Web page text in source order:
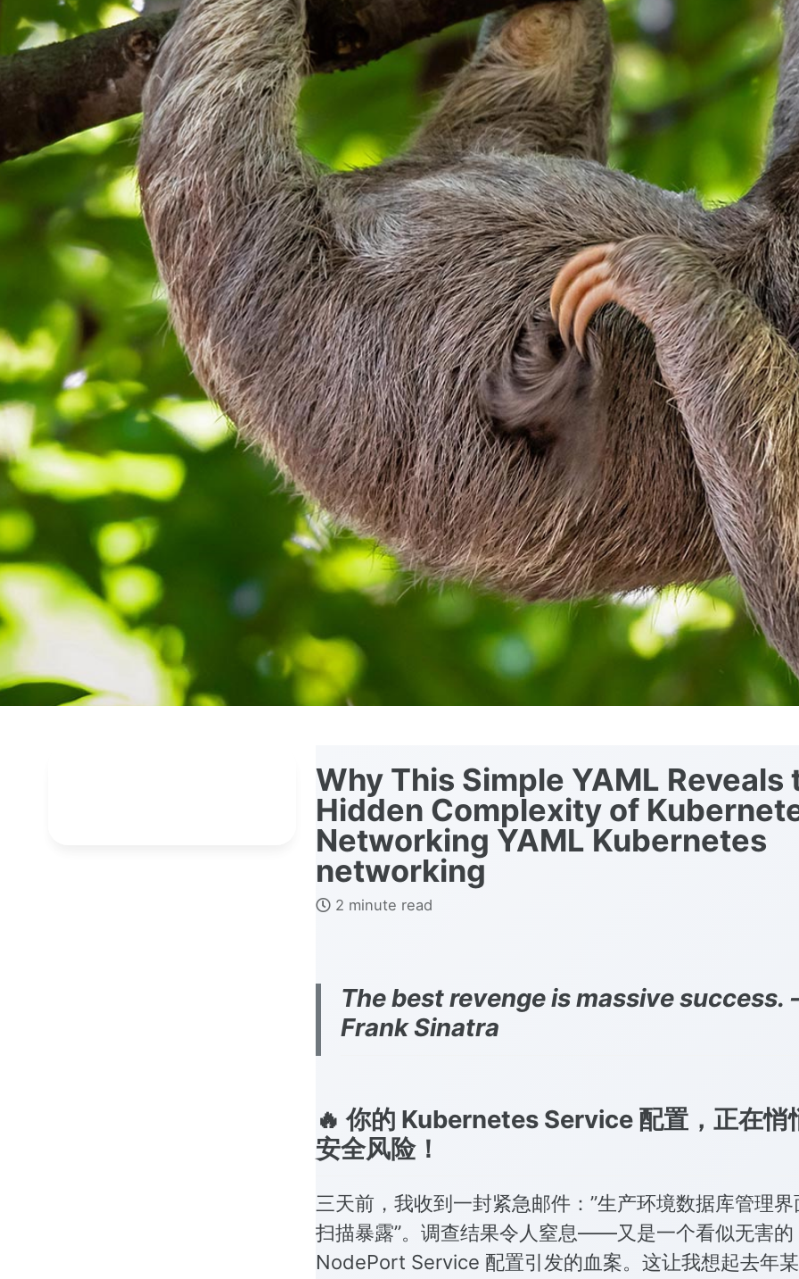
Why This Simple YAML Reveals
Hidden Complexity of
Networking YAML Kubernetes
networking
2 minute read
The best revenge is massive success.
Frank Sinatra
🔥 你的 Kubernetes Service 配置，正在悄
安全风险！
三天前，我收到一封紧急邮件：”生产环境数据库管理
扫描暴露”。调查结果令人窒息——又是一个看似无害的
NodePort Service 配置引发的血案。这让我想起去年